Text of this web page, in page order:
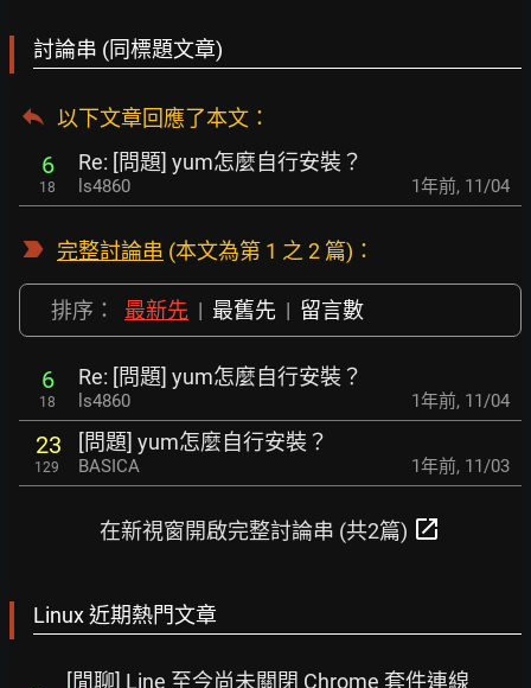
討論串 (同標題文章)
以下文章回應了本文 ：
6
18
Re: [問題] yum怎麼自行安裝？
ls4860 1年前, 11/04
完整討論串 (本文為第 1 之 2 篇)：
排序： 最新先 | 最舊先 | 留言數
6
18
Re: [問題] yum怎麼自行安裝？
ls4860 1年前, 11/04
23
129
[問題] yum怎麼自行安裝？
BASICA 1年前, 11/03
在新視窗開啟完整討論串 (共2篇) open_in_new
Linux 近期熱門文章
[閒聊] Line 至今尚未關閉 Chrome 套件連線